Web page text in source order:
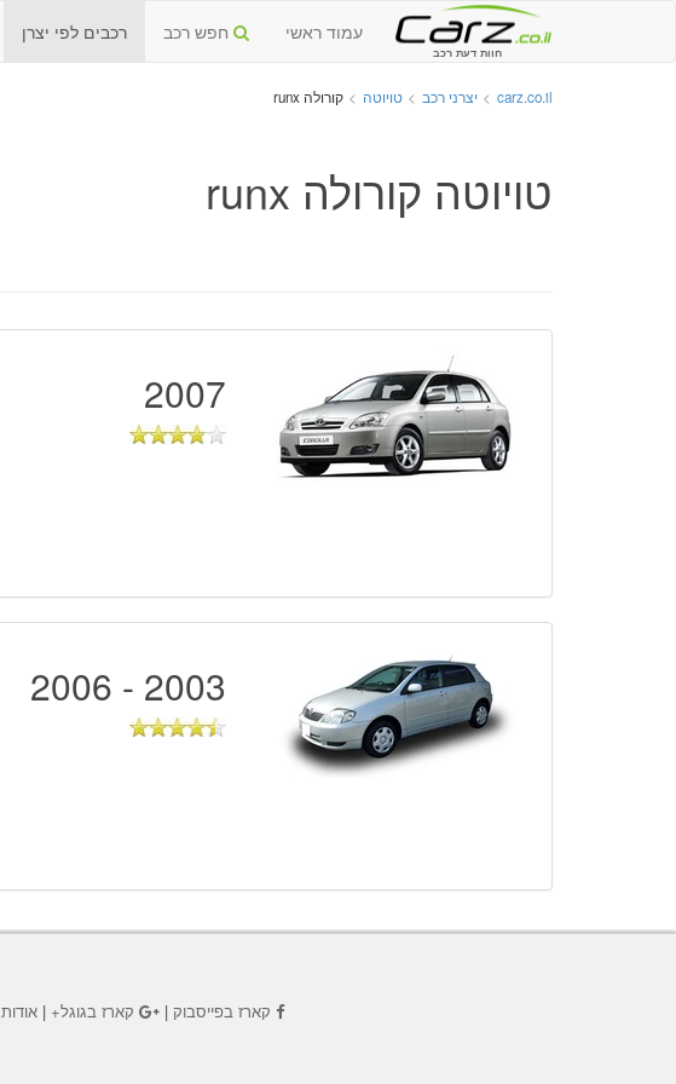
חוות דעת רכב
עמוד ראשי חפש רכב רכבים לפי יצרן
carz.co.il
> יצרני רכב > טויוטה > קורולה runx
טויוטה קורולה runx
2007
2003 - 2006
קארז בפייסבוק | קארז בגוגל+ | אודות